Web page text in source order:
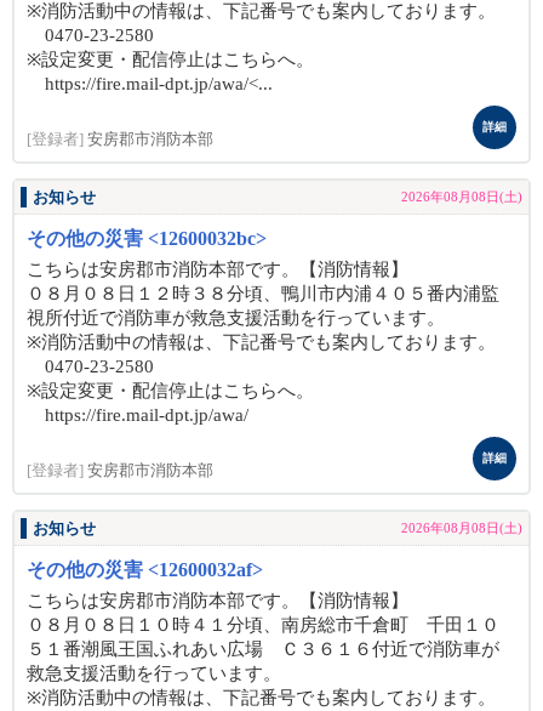
※消防活動中の情報は、下記番号でも案内しております。
0470-23-2580
※設定変更・配信停止はこちらへ。
https://fire.mail-dpt.jp/awa/<...
[登録者] 安房郡市消防本部
詳細
お知らせ 2026年08月08日(土)
その他の災害 <12600032bc>
こちらは安房郡市消防本部です。【消防情報】
０８月０８日１２時３８分頃、鴨川市内浦４０５番内浦監
視所付近で消防車が救急支援活動を行っています。
※消防活動中の情報は、下記番号でも案内しております。
0470-23-2580
※設定変更・配信停止はこちらへ。
https://fire.mail-dpt.jp/awa/
[登録者] 安房郡市消防本部
詳細
お知らせ 2026年08月08日(土)
その他の災害 <12600032af>
こちらは安房郡市消防本部です。【消防情報】
０８月０８日１０時４１分頃、南房総市千倉町 千田１０
５１番潮風王国ふれあい広場 Ｃ３６１６付近で消防車が
救急支援活動を行っています。
※消防活動中の情報は、下記番号でも案内しております。